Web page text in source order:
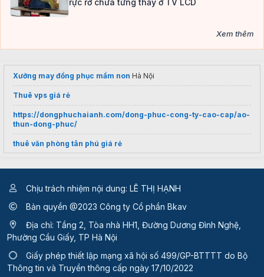
Xem thêm
Xưởng may đồng phục mầm non​ Hà Nội
Thuê vps giá rẻ
https://dongphuchaianh.com/dong-phuc-cong-ty-cao-cap/ao-
thun-dong-phuc/
thuê văn phòng tân phú giá rẻ
Thẩm Mỹ Mắt Hoa Tâm
máy trộn bột
Chịu trách nhiệm nội dung: LÊ THỊ HẠNH
Bản quyền @2023 Công ty Cổ phần Bkav
Địa chỉ: Tầng 2, Tòa nhà HH1, Đường Dương Đình Nghệ,
Phường Cầu Giấy, TP Hà Nội
Giấy phép thiết lập mạng xã hội số 499/GP-BTTTT do Bộ
Thông tin và Truyền thông cấp ngày 17/10/2022